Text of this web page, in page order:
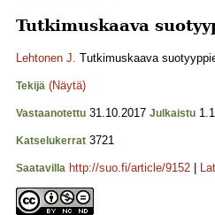
Tutkimuskaava
Lehtonen J. Tutkimuskaava
Tekijä (Näytä)
Vastaanotettu 31.10.2017 Julkaistu
Katselukerrat 3721
Saatavilla http://suo.fi/article/9152